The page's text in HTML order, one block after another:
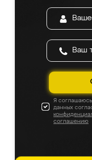
Я
данных
соглашению